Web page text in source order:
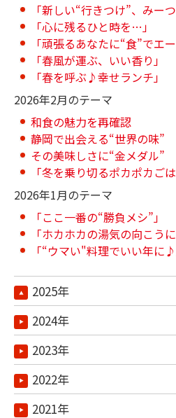
「新しい“行きつけ”、みー
「心に残るひと時を…」
「頑張るあなたに“食”でエー
「春風が運ぶ、いい香り」
「春を呼ぶ♪幸せランチ」
2026年2月のテーマ
和食の魅力を再確認
静岡で出会える“世界の味”
その美味しさに“金メダル”
「冬を乗り切るポカポカごは
2026年1月のテーマ
「ここ一番の“勝負メシ”」
「ホカホカの湯気の向こう
「“ウマい"料理でいい年に♪
2025年
2024年
2023年
2022年
2021年